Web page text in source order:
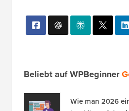
Beliebt auf WPBeginner
Wie man 2026